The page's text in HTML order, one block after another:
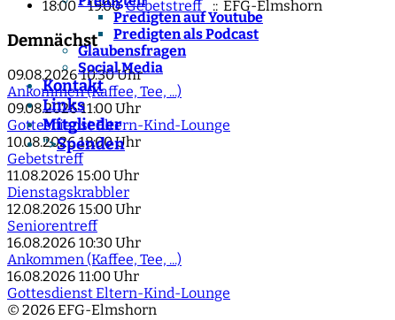
Predigten auf Youtube
Predigten als Podcast
Glaubensfragen
Social Media
Kontakt
Links
Mitglieder
">Spenden
18:00 - 19:00Gebetstreff :: EFG-Elmshorn
Demnächst
09.08.2026 10:30 Uhr
Ankommen (Kaffee, Tee, ...)
09.08.2026 11:00 Uhr
Gottesdienst Eltern-Kind-Lounge
10.08.2026 18:00 Uhr
Gebetstreff
11.08.2026 15:00 Uhr
Dienstagskrabbler
12.08.2026 15:00 Uhr
Seniorentreff
16.08.2026 10:30 Uhr
Ankommen (Kaffee, Tee, ...)
16.08.2026 11:00 Uhr
Gottesdienst Eltern-Kind-Lounge
© 2026 EFG-Elmshorn